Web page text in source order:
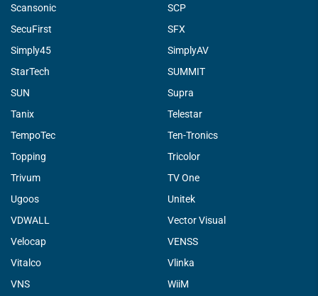
Scansonic
SCP
SecuFirst
SFX
Simply45
SimplyAV
StarTech
SUMMIT
SUN
Supra
Tanix
Telestar
TempoTec
Ten-Tronics
Topping
Tricolor
Trivum
TV One
Ugoos
Unitek
VDWALL
Vector Visual
Velocap
VENSS
Vitalco
Vlinka
VNS
WiiM